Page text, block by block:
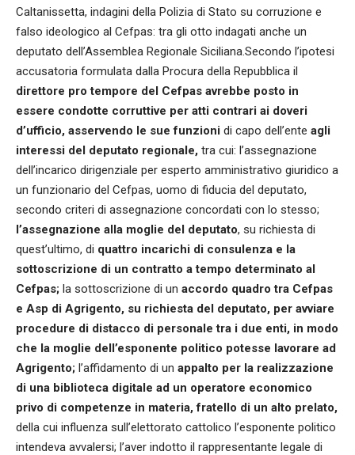
Caltanissetta, indagini della Polizia di Stato su corruzione e
falso ideologico al Cefpas: tra gli otto indagati anche un
deputato dell’Assemblea Regionale Siciliana.Secondo l’ipotesi
accusatoria formulata dalla Procura della Repubblica il
direttore pro tempore del Cefpas avrebbe posto in
essere condotte corruttive per atti contrari ai doveri
d’ufficio, asservendo le sue funzioni di capo dell’ente agli
interessi del deputato regionale, tra cui: l’assegnazione
dell’incarico dirigenziale per esperto amministrativo giuridico a
un funzionario del Cefpas, uomo di fiducia del deputato,
secondo criteri di assegnazione concordati con lo stesso;
l’assegnazione alla moglie del deputato, su richiesta di
quest’ultimo, di quattro incarichi di consulenza e la
sottoscrizione di un contratto a tempo determinato al
Cefpas; la sottoscrizione di un accordo quadro tra Cefpas
e Asp di Agrigento, su richiesta del deputato, per avviare
procedure di distacco di personale tra i due enti, in modo
che la moglie dell’esponente politico potesse lavorare ad
Agrigento; l’affidamento di un appalto per la realizzazione
di una biblioteca digitale ad un operatore economico
privo di competenze in materia, fratello di un alto prelato,
della cui influenza sull’elettorato cattolico l’esponente politico
intendeva avvalersi; l’aver indotto il rappresentante legale di